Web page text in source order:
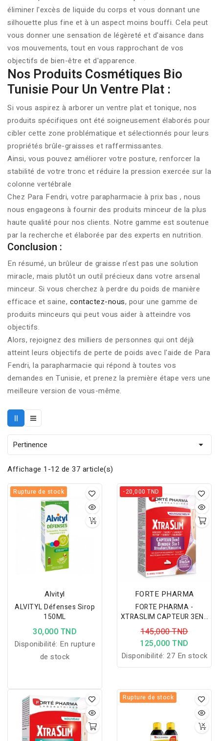
éliminer l'excès de liquide du corps et vous donnant une
silhouette plus fine et à un aspect moins bouffi. Cela peut
vous donner une sensation de légèreté et d'aisance dans
vos mouvements, tout en vous rapprochant de vos
objectifs de bien-être et d'apparence.
Nos Produits Cosmétiques Bio
Tunisie Pour Un Ventre Plat :
Si vous aspirez à arborer un ventre plat et tonique, nos
produits spécifiques ont été soigneusement élaborés pour
cibler cette zone problématique et sélectionnés pour leurs
propriétés brûle-graisses et raffermissantes.
Ainsi, vous pouvez améliorer votre posture, renforcer la
stabilité de votre tronc et réduire la pression exercée sur la
colonne vertébrale
Chez Para Fendri, votre parapharmacie à prix bas , nous
nous engageons à fournir des produits minceur de la plus
haute qualité pour nos clients. Notre gamme est soutenue
par la recherche et élaborée par des experts en nutrition.
Conclusion :
En résumé, un brûleur de graisse n’est pas une solution
miracle, mais plutôt un outil précieux dans votre arsenal
minceur. Si vous cherchez à perdre du poids de manière
efficace et saine, contactez-nous, pour une gamme de
produits minceurs qui peut vous aider à atteindre vos
objectifs.
Alors, rejoignez des milliers de personnes qui ont déjà
atteint leurs objectifs de perte de poids avec l'aide de Para
Fendri, la parapharmacie qui répond à toutes vos
demandes en Tunisie, et prenez la première étape vers une
meilleure version de vous-même.
Pertinence 
Affichage 1-12 de 37 article(s)
Rupture de stock
Alvityl
ALVITYL Défenses Sirop
150ML
30,000 TND
Disponibilité: En rupture
de stock
-20,000 TND
FORTE PHARMA
FORTE PHARMA -
XTRASLIM CAPTEUR 3EN1
XTRAFORT
145,000 TND
125,000 TND
Disponibilité: 27 En stock
Rupture de stock